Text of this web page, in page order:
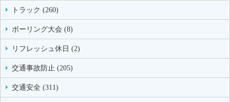
トラック (260)
ボーリング大会 (8)
リフレッシュ休日 (2)
交通事故防止 (205)
交通安全 (311)